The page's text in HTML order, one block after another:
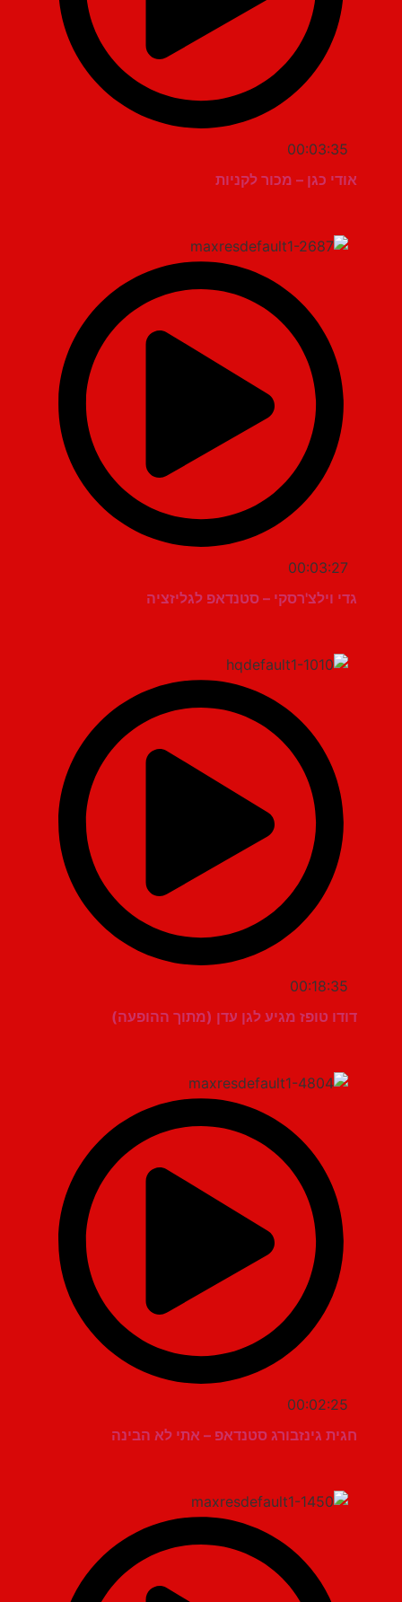
00:03:35
אודי כגן – מכור לקניות
00:03:27
גדי וילצ'רסקי – סטנדאפ לגליזציה
00:18:35
דודו טופז מגיע לגן עדן (מתוך ההופעה)
00:02:25
חגית גינזבורג סטנדאפ – אתי לא הבינה